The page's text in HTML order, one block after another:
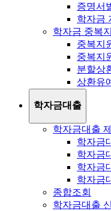
증명서
학자금
학자금 중복
중복지
중복지
분할상
상환유
학자금대출
학자금대출
학자금
학자금
학자금
학자금
종합조회
학자금대출